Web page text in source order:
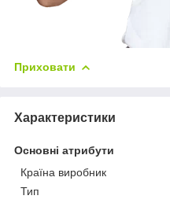
Приховати
Характеристики
Основні атрибути
Країна виробник
Тип